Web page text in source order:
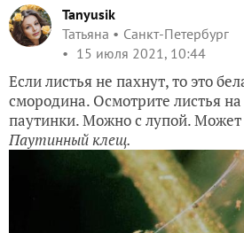
Tanyusik
Татьяна
Санкт-Петербург
15 июля 2021, 10:44
Если листья не пахнут, то это
смородина. Осмотрите листья
паутинки. Можно с лупой.
Паутинный клещ.